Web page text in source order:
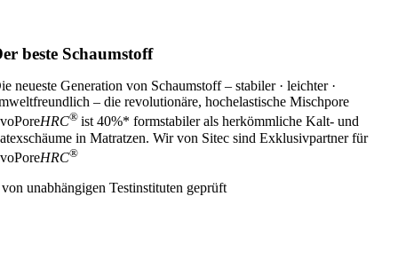
beste Schaumstoff
neueste Generation von Schaumstoff – stabiler · leichter ·
– die revolutionäre, hochelastische Mischpore
HRC®ist 40%* formstabiler als herkömmliche Kalt- und
in Matratzen. Wir von Sitec sind Exklusivpartner für
HRC®
unabhängigen Testinstituten geprüft